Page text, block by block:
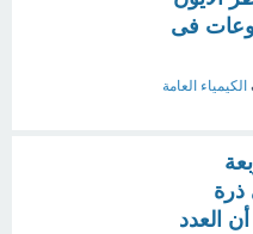
فى
الكيمياء العامة
ذرة
العدد